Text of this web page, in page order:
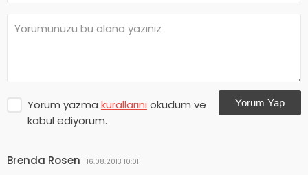
Yorum yazma kurallarını okudum ve
kabul ediyorum.
Yorum Yap
Brenda Rosen 16.08.2013 10:01